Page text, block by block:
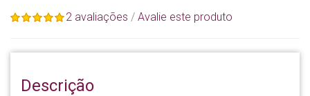
2 avaliações / Avalie este produto
Descrição